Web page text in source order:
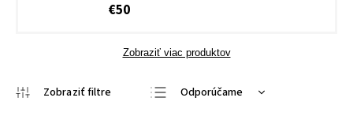
€50
Zobraziť viac produktov
Odporúčame